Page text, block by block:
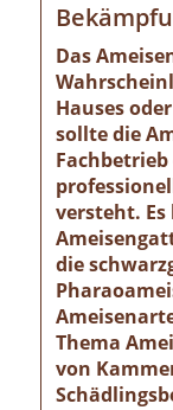
Das
Hauses
sollte die
versteht.
die
Thema
von